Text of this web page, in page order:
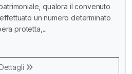
qualora il convenuto
un numero determinato
protetta,...